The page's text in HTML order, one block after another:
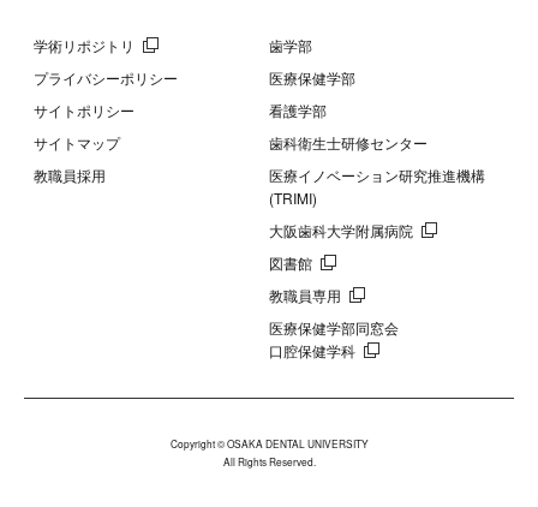
学術リポジトリ
プライバシーポリシー
サイトポリシー
サイトマップ
教職員採用
歯学部
医療保健学部
看護学部
歯科衛生士研修センター
医療イノベーション研究推進機構
(TRIMI)
大阪歯科大学附属病院
図書館
教職員専用
医療保健学部同窓会
口腔保健学科
Copyright © OSAKA DENTAL UNIVERSITY
All Rights Reserved.